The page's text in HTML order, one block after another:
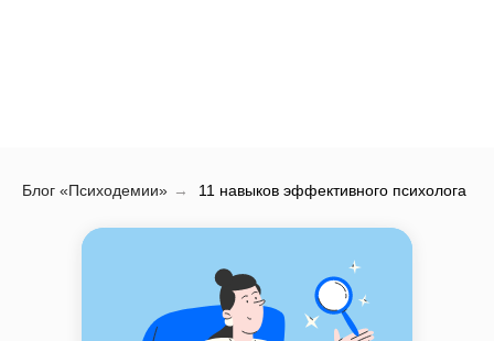
Блог «Психодемии» → 11 навыков эффективного психолога